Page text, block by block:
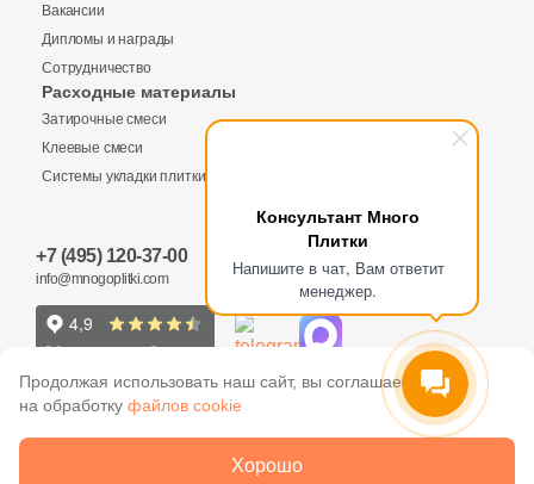
Консультант Много
Плитки
Напишите в чат, Вам ответит
менеджер.
60x60 (14)
80x80 (1)
120x120 (7)
2.5x2.5 (
5х25 (2)
6x5,2 (3)
7.2x7.2 (5)
7.4x14.8 ( 1)
7.5x7.5 (12)
Количество
604 руб.
Минимальная сумма заказа 15 000₽
Ваше имя
Заявка на бесплатный 3D дизайн
Телефон
Обратная связь
Ваше имя
Вакансии
Дипломы и награды
Сотрудничество
Расходные материалы
Затирочные смеси
Клеевые смеси
Системы укладки плитки
+7 (495) 120-37-00
info@mnogoplitki.com
2005-2026 © Много плитки. Цены и информация,
Продолжая использовать наш сайт, вы соглашаетесь
на обработку файлов cookie
Хорошо